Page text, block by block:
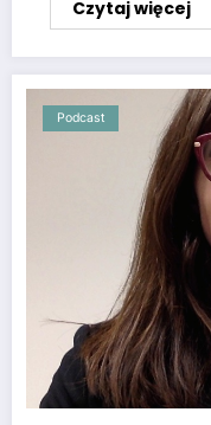
Czytaj więcej
Podcast